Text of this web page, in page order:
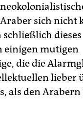
sich nicht
dieses
einigen mutigen
die die
lieber
als den